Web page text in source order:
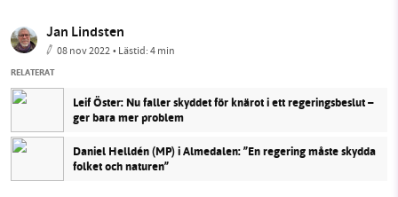
Jan Lindsten
08 nov 2022• Lästid:4 min
RELATERAT
Leif Öster: Nu faller skyddet för knärot i ett regeringsbeslut –
ger bara mer problem
Daniel Helldén (MP) i Almedalen: ”En regering måste skydda
folket och naturen”